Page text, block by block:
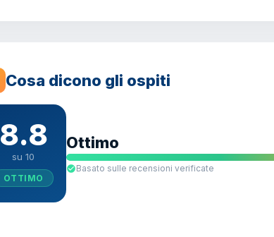
Cosa dicono gli ospiti
8.8
su 10
OTTIMO
Ottimo
Basato sulle recensioni verificate